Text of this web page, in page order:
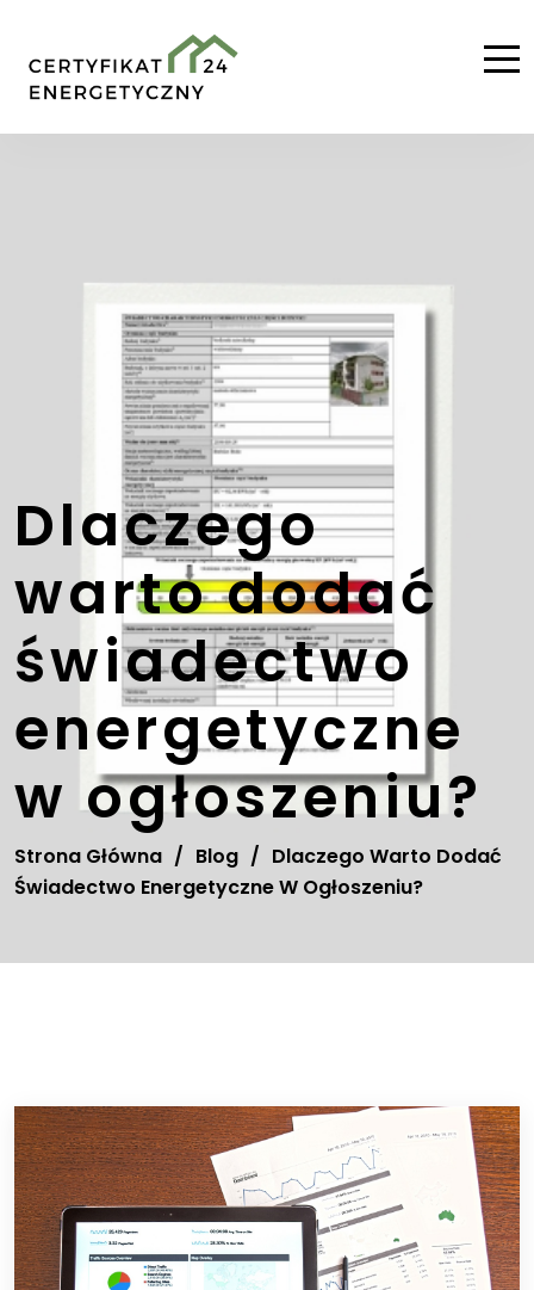
Dlaczego
warto dodać
świadectwo
energetyczne
w ogłoszeniu?
Strona Główna / Blog / Dlaczego Warto Dodać
Świadectwo Energetyczne W Ogłoszeniu?